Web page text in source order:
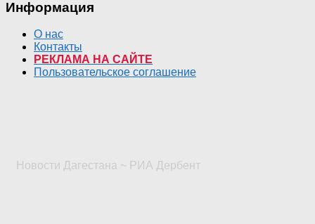
Информация
О нас
Контакты
РЕКЛАМА НА САЙТЕ
Пользовательское соглашение
Новости Дагестана ~ РИА Дербент